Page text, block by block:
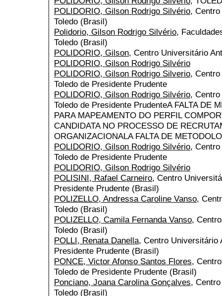
POLIDORIO, Gilson Rodrigo Silvério,
Toledo (Brasil)
Polidorio, Gilson Rodrigo Silvério,
Toledo (Brasil)
POLIDORIO, Gilson, Centro Universitário
POLIDORIO, Gilson Rodrigo Silvério
POLIDORIO, Gilson Rodrigo Silverio,
Toledo de Presidente Prudente
POLIDORIO, Gilson Rodrigo Silvério,
Toledo de Presidente PrudenteA FALTA DE
PARA MAPEAMENTO DO PERFIL
CANDIDATA NO PROCESSO DE
ORGANIZACIONALA FALTA DE
POLIDORIO, Gilson Rodrigo Silvério,
Toledo de Presidente Prudente
POLIDORIO, Gilson Rodrigo Silvério
POLISINI, Rafael Carneiro, Centro
Presidente Prudente (Brasil)
POLIZELLO, Andressa Caroline Vanso,
Toledo (Brasil)
POLIZELLO, Camila Fernanda Vanso,
Toledo (Brasil)
POLLI, Renata Danella, Centro Universitário
Presidente Prudente (Brasil)
PONCE, Victor Afonso Santos Flores,
Toledo de Presidente Prudente (Brasil)
Ponciano, Joana Carolina Gonçalves,
Toledo (Brasil)